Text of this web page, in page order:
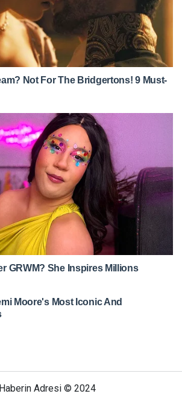
Haberin Adresi © 2024